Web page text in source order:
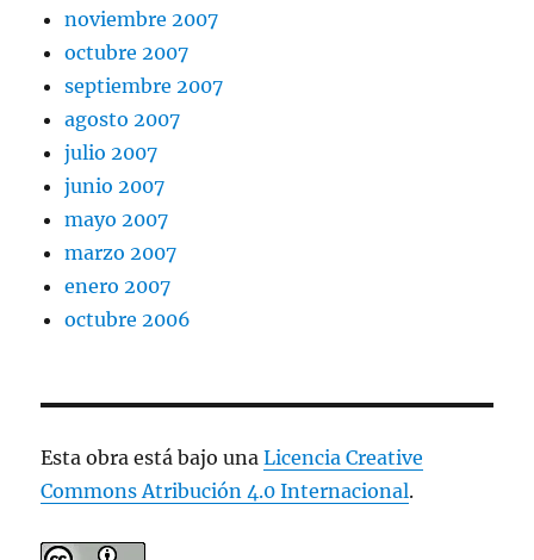
noviembre 2007
octubre 2007
septiembre 2007
agosto 2007
julio 2007
junio 2007
mayo 2007
marzo 2007
enero 2007
octubre 2006
Esta obra está bajo unaLicencia Creative
Commons Atribución 4.0 Internacional.